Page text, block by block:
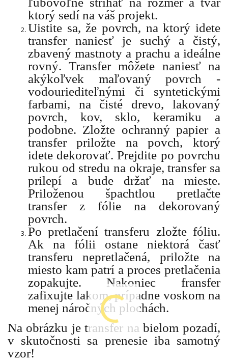
ktorý sedí na váš projekt.
Uistite sa, že povrch, na ktorý idete
transfer naniesť je suchý a čistý,
zbavený mastnoty a prachu a ideálne
rovný. Transfer môžete naniesť na
akýkoľvek maľovaný povrch -
vodouriediteľnými či syntetickými
farbami, na čisté drevo, lakovaný
povrch, kov, sklo, keramiku a
podobne. Zložte ochranný papier a
transfer priložte na povch, ktorý
idete dekorovať. Prejdite po povrchu
rukou od stredu na okraje, transfer sa
prilepí a bude držať na mieste.
Priloženou špachtlou pretlačte
transfer z fólie na dekorovaný
povrch.
Po pretlačení transferu zložte fóliu.
Ak na fólii ostane niektorá časť
transferu nepretlačená, priložte na
miesto kam patrí a proces pretlačenia
zopakujte. Nakoniec fransfer
zafixujte lakom, prípadne voskom na
menej náročných plochách.
Na obrázku je transfer na bielom pozadí,
v skutočnosti sa prenesie iba samotný
vzor!